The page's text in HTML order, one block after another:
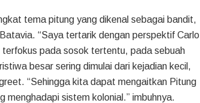
tema pitung yang dikenal sebagai bandit,
“Saya tertarik dengan perspektif Carlo
terfokus pada sosok tertentu, pada sebuah
besar sering dimulai dari kejadian kecil,
“Sehingga kita dapat mengaitkan Pitung
menghadapi sistem kolonial.” imbuhnya.